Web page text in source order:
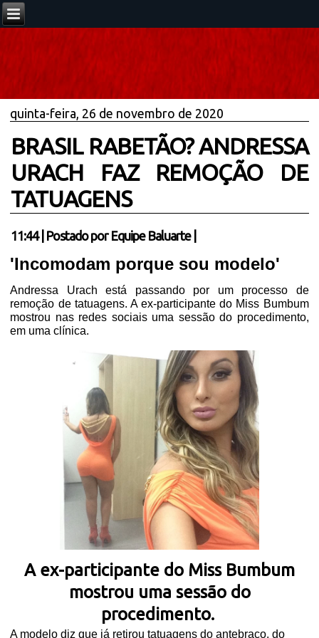
quinta-feira, 26 de novembro de 2020
BRASIL RABETÃO? ANDRESSA
URACH FAZ REMOÇÃO DE
TATUAGENS
11:44| Postado por Equipe Baluarte
'Incomodam porque sou modelo'
Andressa Urach está passando por um processo de
remoção de tatuagens. A ex-participante do Miss Bumbum
mostrou nas redes sociais uma sessão do procedimento,
em uma clínica.
A ex-participante do Miss Bumbum
mostrou uma sessão do
procedimento.
A modelo diz que já retirou tatuagens do antebraço, do